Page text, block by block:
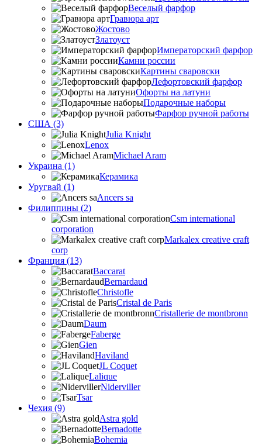
Веселый фарфор
Гравюра арт
Жостово
Златоуст
Императорский фарфор
Камни россии
Картины сваровски
Лефортовский фарфор
Офорты на латуни
Подарочные наборы
Фарфор ручной работы
США (3)
Julia Knight
Lenox
Michael Aram
Украина (1)
Керамика
Уругвай (1)
Ancers sa
Филиппины (2)
Csm international
corporation
Markalex creative craft
corp
Франция (13)
Baccarat
Bernardaud
Christofle
Cristal de Paris
Cristallerie de montbronn
Daum
Faberge
Gien
Haviland
JL Coquet
Lalique
Niderviller
Tsar
Чехия (9)
Astra gold
Bernadotte
Bohemia